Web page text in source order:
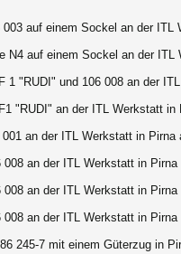
003 auf einem Sockel an der ITL
N4 auf einem Sockel an der ITL
1 "RUDI" und 106 008 an der
"RUDI" an der ITL Werkstatt in
001 an der ITL Werkstatt in Pirna
008 an der ITL Werkstatt in
008 an der ITL Werkstatt in
008 an der ITL Werkstatt in
245-7 mit einem Güterzug in